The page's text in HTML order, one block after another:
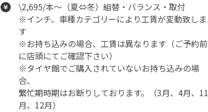
\2,695/本～（夏⇔冬）組替・バランス・取付
※インチ、車種カテゴリーにより工賃が変動致しま
す
※お持ち込みの場合、工賃は異なります（ご予約前
に店頭にてご確認下さい）
※タイヤ館でご購入されていないお持ち込みの場
合、
繁忙期時期はお断りしております。（3月、4月、11
月、12月）